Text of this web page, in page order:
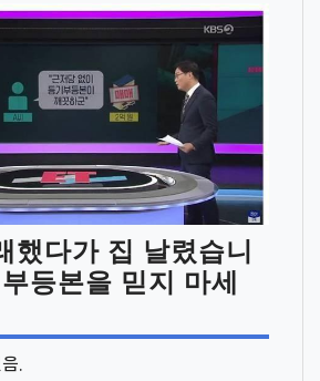
했다가 집 날렸습니
등본을 믿지 마세
음.